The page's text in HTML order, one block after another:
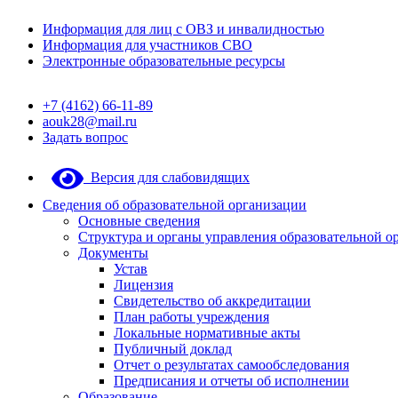
Информация для лиц с ОВЗ и инвалидностью
Информация для участников СВО
Электронные образовательные ресурсы
+7 (4162) 66-11-89
aouk28@mail.ru
Задать вопрос
Версия для слабовидящих
Сведения об образовательной организации
Основные сведения
Структура и органы управления образовательной
Документы
Устав
Лицензия
Свидетельство об аккредитации
План работы учреждения
Локальные нормативные акты
Публичный доклад
Отчет о результатах самообследования
Предписания и отчеты об исполнении